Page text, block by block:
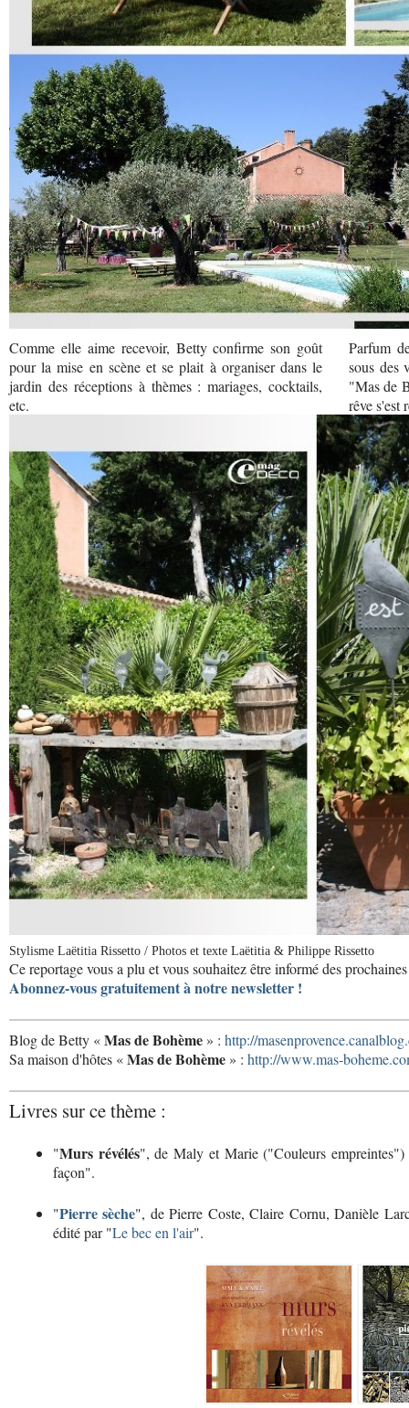
Comme elle aime recevoir, Betty confirme son goût
pour la mise en scène et se plait à organiser dans le
jardin des réceptions à thèmes : mariages, cocktails,
etc.
Parfum
sous des
"Mas de
rêve s'est
Stylisme Laëtitia Rissetto / Photos et texte Laëtitia & Philippe Rissetto
Ce reportage vous a plu et vous souhaitez être informé des
Abonnez-vous gratuitement à notre newsletter !
Blog de Betty «Mas de Bohème » : http://
Sa maison d'hôtes «Mas de Bohème » : http://www.mas-
Livres sur ce thème :
"Murs révélés", de Maly et Marie ("Couleurs
façon".
"Pierre sèche", de Pierre Coste, Claire Cornu, Danièle
édité par "Le bec en l'air".